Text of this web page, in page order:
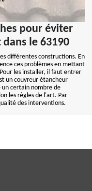
pour éviter
le 63190
différentes constructions. En
ces problèmes en mettant
les installer, il faut entrer
un couvreur étancheur
un certain nombre de
les règles de l'art. Par
des interventions.